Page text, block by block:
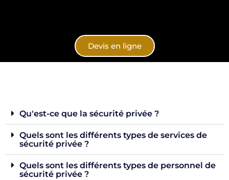
Devis en ligne
Qu'est-ce que la sécurité privée ?
Quels sont les différents types de services de
sécurité privée ?
Quels sont les différents types de personnel de
sécurité privée ?